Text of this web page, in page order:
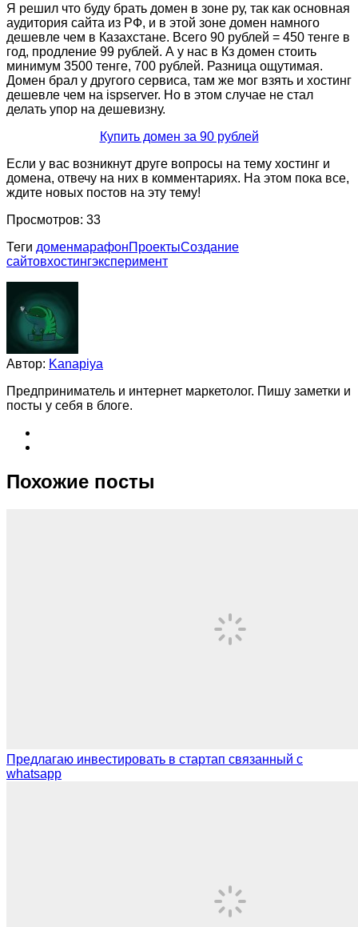
Я решил что буду брать домен в зоне ру, так как основная
аудитория сайта из РФ, и в этой зоне домен намного
дешевле чем в Казахстане. Всего 90 рублей = 450 тенге в
год, продление 99 рублей. А у нас в Кз домен стоить
минимум 3500 тенге, 700 рублей. Разница ощутимая.
Домен брал у другого сервиса, там же мог взять и хостинг
дешевле чем на ispserver. Но в этом случае не стал
делать упор на дешевизну.
Купить домен за 90 рублей
Если у вас возникнут друге вопросы на тему хостинг и
домена, отвечу на них в комментариях. На этом пока все,
ждите новых постов на эту тему!
Просмотров: 33
Теги доменмарафонПроектыСоздание
сайтовхостингэксперимент
Автор: Kanapiya
Предприниматель и интернет маркетолог. Пишу заметки и
посты у себя в блоге.
Похожие посты
Предлагаю инвестировать в стартап связанный с
whatsapp